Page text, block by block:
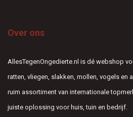
Over ons
AllesTegenOngedierte.nl is dé webshop
ratten, vliegen, slakken, mollen, vogels en
ruim assortiment van internationale
juiste oplossing voor huis, tuin en bedrijf.